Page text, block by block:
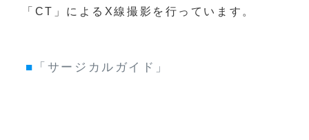
「CT」によるX線撮影を行っています。
■ 「サージカルガイド」